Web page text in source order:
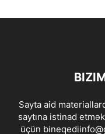
Sayta aid
saytına istinad
üçün